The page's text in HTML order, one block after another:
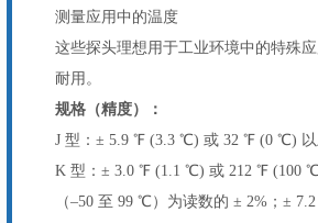
测量应用中的温度
这些探头理想用于工业环境中的特殊
耐用。
规格（精度）：
J 型：± 5.9 ℉ (3.3 ℃) 或 32 ℉ (0 ℃) 以
K 型：± 3.0 ℉ (1.1 ℃) 或 212 ℉ (100
（–50 至 99 ℃）为读数的 ± 2%；±